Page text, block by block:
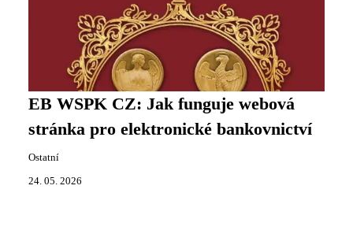
EB WSPK CZ: Jak funguje webová
stránka pro elektronické bankovnictví
Ostatní
24. 05. 2026